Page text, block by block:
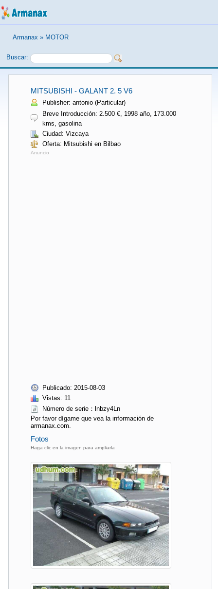
Armanax » MOTOR
Buscar:
MITSUBISHI - GALANT 2. 5 V6
Publisher: antonio (Particular)
Breve Introducción: 2.500 €, 1998 año, 173.000
kms, gasolina
Ciudad: Vizcaya
Oferta: Mitsubishi en Bilbao
Anuncio
Publicado: 2015-08-03
Vistas: 11
Número de serie：lnbzy4Ln
Por favor dígame que vea la información de
armanax.com.
Fotos
Haga clic en la imagen para ampliarla